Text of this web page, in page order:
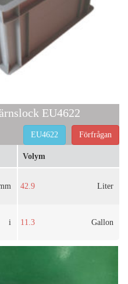
EU4622
Förfrågan
EU4622
i
Volym
42.9 Liter
11.3 Gallon